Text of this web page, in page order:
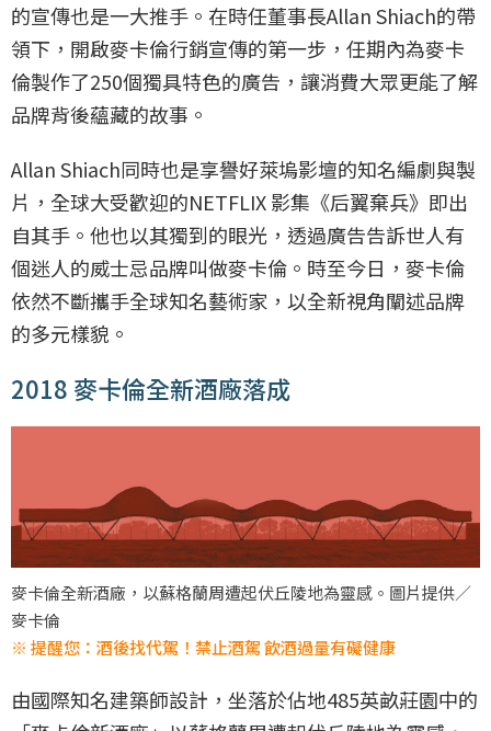
的宣傳也是一大推手。在時任董事長Allan Shiach的帶
領下，開啟麥卡倫行銷宣傳的第一步，任期內為麥卡
倫製作了250個獨具特色的廣告，讓消費大眾更能了解
品牌背後蘊藏的故事。
Allan Shiach同時也是享譽好萊塢影壇的知名編劇與製
片，全球大受歡迎的NETFLIX 影集《后翼棄兵》即出
自其手。他也以其獨到的眼光，透過廣告告訴世人有
個迷人的威士忌品牌叫做麥卡倫。時至今日，麥卡倫
依然不斷攜手全球知名藝術家，以全新視角闡述品牌
的多元樣貌。
2018 麥卡倫全新酒廠落成
麥卡倫全新酒廠，以蘇格蘭周遭起伏丘陵地為靈感。圖片提供／
麥卡倫
※ 提醒您：酒後找代駕！禁止酒駕 飲酒過量有礙健康
由國際知名建築師設計，坐落於佔地485英畝莊園中的